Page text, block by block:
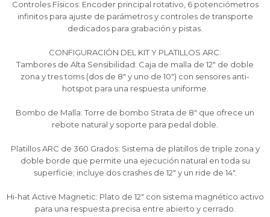
Controles Físicos: Encoder principal rotativo, 6 potenciómetros
infinitos para ajuste de parámetros y controles de transporte
dedicados para grabación y pistas.
CONFIGURACIÓN DEL KIT Y PLATILLOS ARC:
Tambores de Alta Sensibilidad: Caja de malla de 12" de doble
zona y tres toms (dos de 8" y uno de 10") con sensores anti-
hotspot para una respuesta uniforme.
Bombo de Malla: Torre de bombo Strata de 8" que ofrece un
rebote natural y soporte para pedal doble.
Platillos ARC de 360 Grados: Sistema de platillos de triple zona y
doble borde que permite una ejecución natural en toda su
superficie; incluye dos crashes de 12" y un ride de 14".
Hi-hat Active Magnetic: Plato de 12" con sistema magnético activo
para una respuesta precisa entre abierto y cerrado.
Comprá ahora y Pagá
Después, hasta en 12
tarjeta de crédito
Verifica si estás calificado para comprar con
Pago Después:
Continuar
Estás calificado para comprar usando Pago
¡Tenés hasta
para comprar en las cuotas que
prefieras!
Elegí tus productos preferidos
* sujeto a aprobación crediticia. El monto disponible
puede variar por comercio
Parece que no tenes oferta, lamentamos
el inconveniente, por cualquier duda
contactanos en
preguntas@pagodespues.com.uy
¡Algo salió mal!
Por favor intenta nuevamente mas tarde.
Comprá ahora y Pagá
Después, hasta en 12
tarjeta de crédito
Verifica si estás calificado para comprar con
Pago Después:
Continuar
Estás calificado para comprar usando Pago
¡Tenés hasta
para comprar en las cuotas que
prefieras!
Elegí tus productos preferidos
* sujeto a aprobación crediticia. El monto disponible
puede variar por comercio
Parece que no tenes oferta, lamentamos
el inconveniente, por cualquier duda
contactanos en
preguntas@pagodespues.com.uy
¡Algo salió mal!
Por favor intenta nuevamente mas tarde.
Comprá ahora y Pagá
Después, hasta en 12
tarjeta de crédito
Verifica si estás calificado para comprar con
Pago Después:
Continuar
Estás calificado para comprar usando Pago
¡Tenés hasta
para comprar en las cuotas que
prefieras!
Elegí tus productos preferidos
* sujeto a aprobación crediticia. El monto disponible
puede variar por comercio
Parece que no tenes oferta, lamentamos
el inconveniente, por cualquier duda
contactanos en
preguntas@pagodespues.com.uy
¡Algo salió mal!
Por favor intenta nuevamente mas tarde.